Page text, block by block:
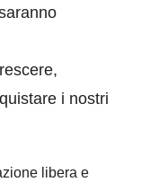
i nostri
libera e